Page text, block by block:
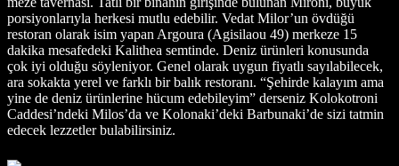
porsiyonlarıyla herkesi mutlu edebilir. Vedat Milor’un övdüğü
restoran olarak isim yapan Argoura (Agisilaou 49) merkeze 15
dakika mesafedeki Kalithea semtinde. Deniz ürünleri konusunda
çok iyi olduğu söyleniyor. Genel olarak uygun fiyatlı sayılabilecek,
ara sokakta yerel ve farklı bir balık restoranı. “Şehirde kalayım ama
yine de deniz ürünlerine hücum edebileyim” derseniz Kolokotroni
Caddesi’ndeki Milos’da ve Kolonaki’deki Barbunaki’de sizi tatmin
edecek lezzetler bulabilirsiniz.